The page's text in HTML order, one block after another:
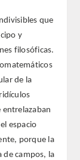
que
y
filosóficas.
de la
entrelazaban
espacio
porque la
de campos, la